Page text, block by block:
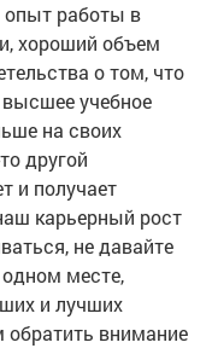
опыт работы в
хороший объем
о том, что
высшее учебное
на своих
другой
и получает
карьерный рост
не давайте
месте,
и лучших
обратить внимание